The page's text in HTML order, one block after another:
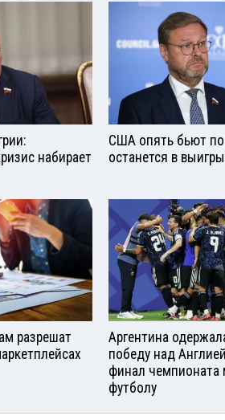
набирает
США опять бьют по
останется в
разрешат
Аргентина
победу над
финал чемпионата
футболу